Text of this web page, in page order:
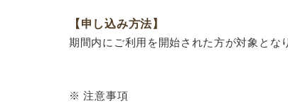
【申し込み方法】
期間内にご利用を開始された方が対象とな
※ 注意事項